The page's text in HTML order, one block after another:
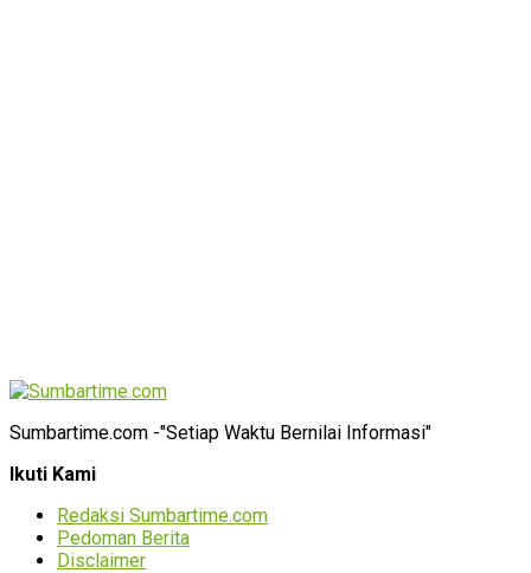
Sumbartime.com -"Setiap Waktu Bernilai Informasi"
Ikuti Kami
Redaksi Sumbartime.com
Pedoman Berita
Disclaimer